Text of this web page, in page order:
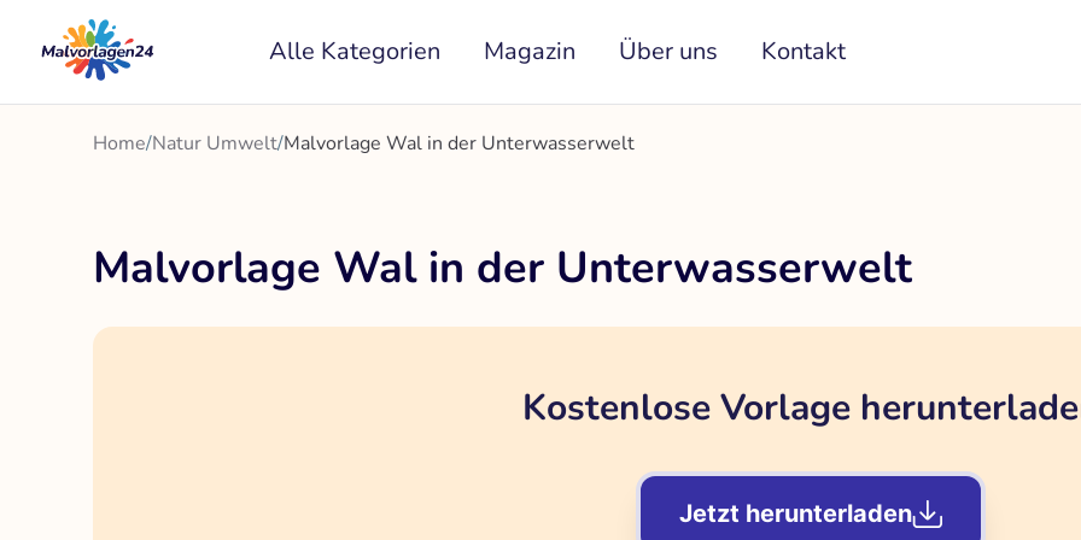
Inhalt
springen
Alle Kategorien Magazin Über uns Kontakt
Home/Natur Umwelt/Malvorlage Wal in der Unterwasserwelt
Malvorlage Wal in der Unterwasserwelt
Kostenlose Vorlage
Jetzt herunterladen